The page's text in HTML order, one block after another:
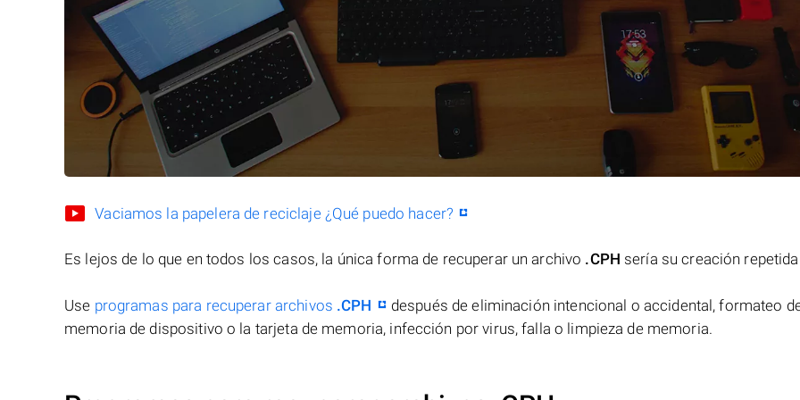
Vaciamos la papelera de reciclaje ¿Qué puedo hacer?
Es lejos de lo que en todos los casos, la única forma de recuperar un archivo .CPH sería su creación repetida
Use programas para recuperar archivos .CPH
después de eliminación intencional o accidental, formateo
memoria de dispositivo o la tarjeta de memoria, infección por virus, falla o limpieza de memoria.